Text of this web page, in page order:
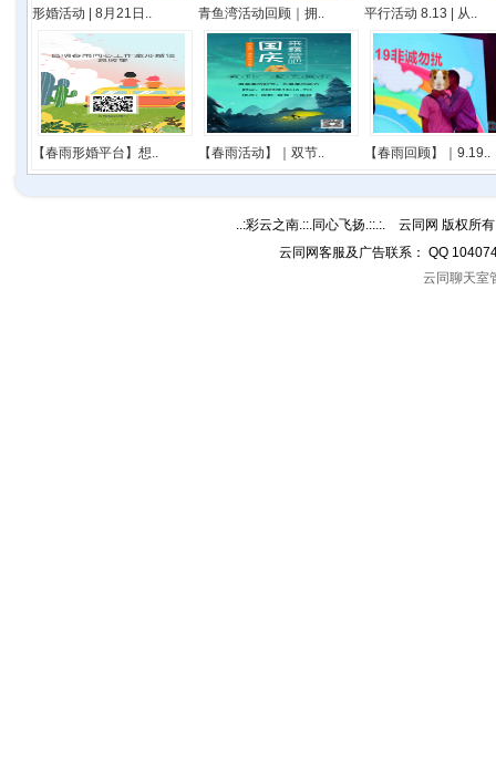
形婚活动 | 8月21日.. 青鱼湾活动回顾｜拥.. 平行活动 8.13 | 从..
【春雨形婚平台】想.. 【春雨活动】｜双节.. 【春雨回顾】｜9.19..
..:彩云之南.::.同心飞扬.::.:. 云同网 版权所
云同网客服及广告联系： QQ
云同聊天室